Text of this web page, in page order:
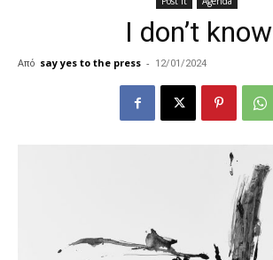
I don’t know
Από say yes to the press - 12/01/2024